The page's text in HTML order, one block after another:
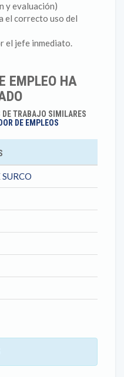
y evaluación)
el correcto uso del
el jefe inmediato.
EMPLEO HA
DE TRABAJO SIMILARES
DE EMPLEOS